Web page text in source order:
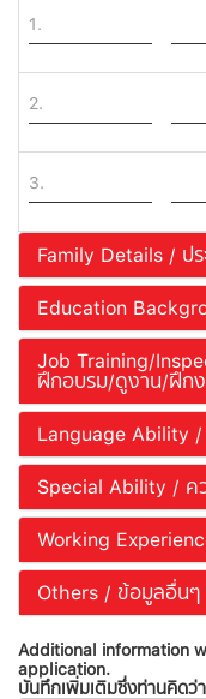
Family Details / ป
Education
Job Training/
ฝึกอบรม/ดูงาน/ฝึก
Language Ability
Special Ability / ค
Working
Others / ข้อมูลอื่นๆ
Additional information
application.
บันทึกเพิ่มเติมซึ่งท่านคิดว่